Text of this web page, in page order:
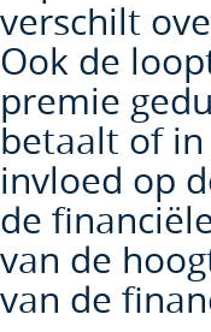
verschilt
Ook de
premie
betaalt of
invloed op
de
van de
van de